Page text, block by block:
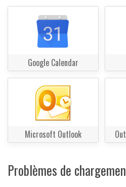
Google Calendar
Microsoft Outlook
Problèmes de